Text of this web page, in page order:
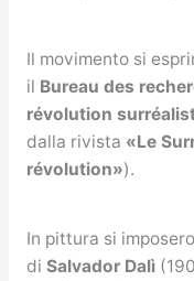
Il movimento si
il Bureau des
révolution
dalla rivista «Le
révolution»).
In pittura si
di Salvador Dalì